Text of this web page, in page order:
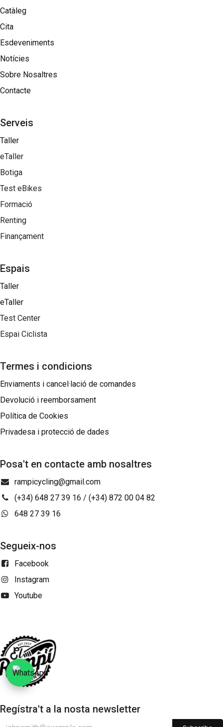
Catàleg
Cita
Esdeveniments
Notícies
Sobre Nosaltres​
Contacte
Serveis
Taller
eTaller
Botiga
Test eBikes
Formació
Renting
Finançament
Espais
Taller
eTaller
Test Center
Espai Ciclista
Termes i condicions
Enviaments i cancel·lació de comandes
Devolució i reemborsament
Política de Cookies
Privadesa i protecció de dades
Posa't en contacte amb nosaltres
rampicycling@gmail.com
(+34) 648 27 39 16 / (+34) 872 00 04 82
648 27 39 16
Segueix-nos
Facebook
Instagram
Youtube
Regístra't a la nosta newsletter